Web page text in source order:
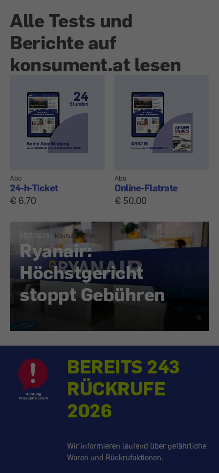
Alle Tests und
Berichte auf
konsument.at lesen
Abo
24-h-Ticket
€ 6,70
Abo
Online-Flatrate
€ 50,00
30.7.2026 | konsument.at
Ryanair:
Höchstgericht
stoppt Gebühren
BEREITS 243
RÜCKRUFE
2026
Wir informieren laufend über gefährliche
Waren und Rückrufaktionen.